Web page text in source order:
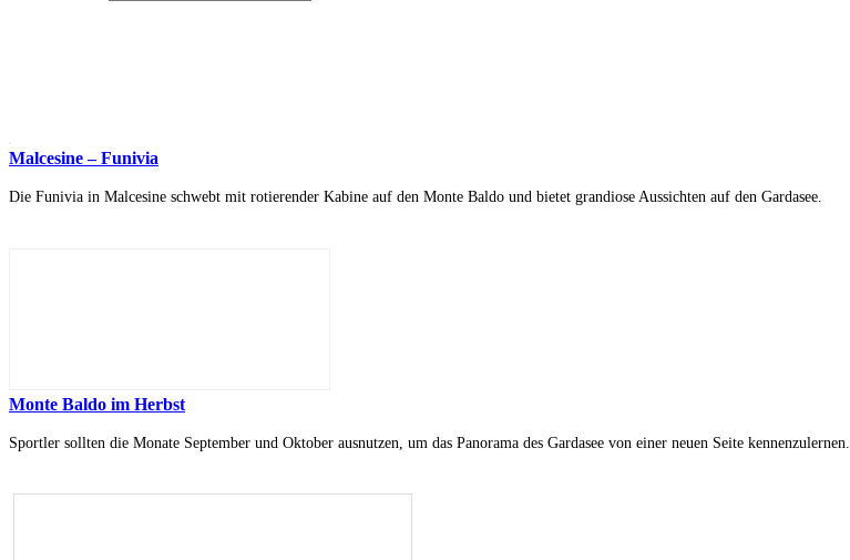
Malcesine – Funivia
Die Funivia in Malcesine schwebt mit rotierender Kabine auf den Monte Baldo und bietet grandiose Aussichten auf den Gardasee.
Monte Baldo im Herbst
Sportler sollten die Monate September und Oktober ausnutzen, um das Panorama des Gardasee von einer neuen Seite kennenzulernen.